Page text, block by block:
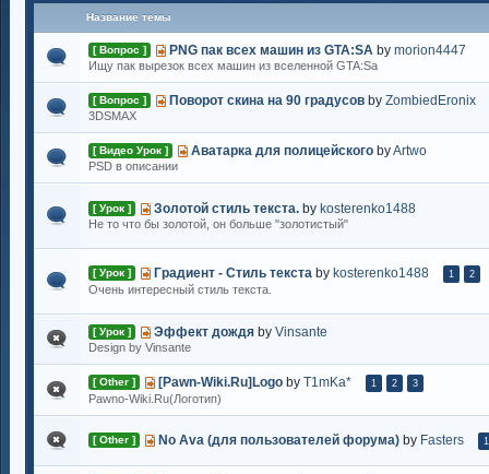
Название темы
PNG пак всех машин из GTA:SA by morion4447
[ Вопрос ]
Ищу пак вырезок всех машин из вселенной GTA:Sa
Поворот скина на 90 градусов by ZombiedEronix
[ Вопрос ]
3DSMAX
Аватарка для полицейского byArtwo
[ Видео Урок ]
PSD в описании
Золотой стиль текста. by kosterenko1488
[ Урок ]
Не то что бы золотой, он больше "золотистый"
Градиент - Стиль текста by kosterenko1488
[ Урок ] 1 2
Очень интересный стиль текста.
Эффект дождя by Vinsante
[ Урок ]
Design by Vinsante
[Pawn-Wiki.Ru]Logo by T1mKa*
[ Other ] 1 2 3
Pawno-Wiki.Ru(Логотип)
No Ava (для пользователей форума) by Fasters
[ Other ] 1